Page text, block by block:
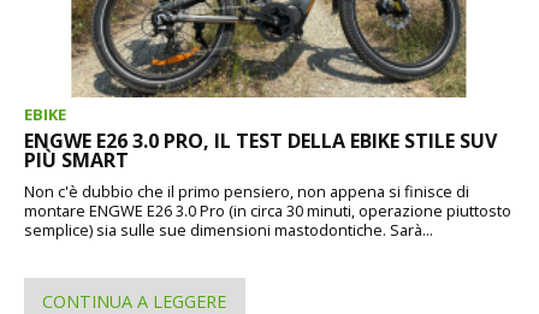
EBIKE
ENGWE E26 3.0 PRO, IL TEST DELLA EBIKE STILE SUV
PIÙ SMART
Non c'è dubbio che il primo pensiero, non appena si finisce di
montare ENGWE E26 3.0 Pro (in circa 30 minuti, operazione piuttosto
semplice) sia sulle sue dimensioni mastodontiche. Sarà...
CONTINUA A LEGGERE